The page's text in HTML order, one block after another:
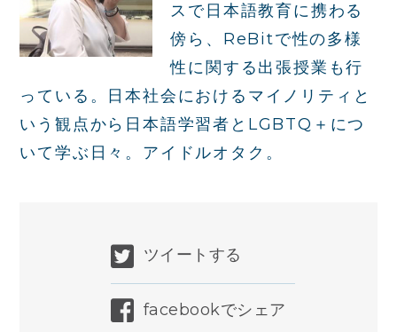
スで日本語教育に携わる
傍ら、ReBitで性の多様
性に関する出張授業も行
っている。日本社会におけるマイノリティと
いう観点から日本語学習者とLGBTQ＋につ
いて学ぶ日々。アイドルオタク。
ツイートする
facebookでシェア